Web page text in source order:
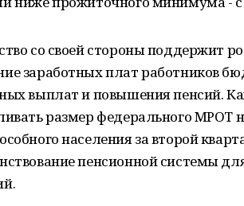
со своей стороны поддержит
заработных плат работников
выплат и повышения пенсий.
размер федерального
населения за второй
пенсионной системы